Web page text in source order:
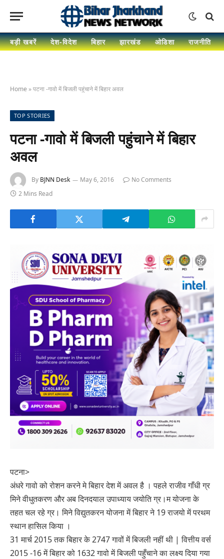
बड़ी खबरें देश-विदेश बिहार झारखंड ओडिशा राजनीति
Home »पटना -गावो में बिजली पहुंचाने में बिहार अवल
TOP STORIES
पटना -गावो में बिजली पहुंचाने में बिहार
अवल
By BJNN Desk May 6, 2016
No Comments
2 Mins Read
पटना>
अंधरे गावो को रोशन करने मे बिहार देश में अवल है । पहले राजीव गाँधी ग्र
मिने वीधुतकरण और अब दिनदयाल उपाध्याय जयोति ग्र।म योजना के
तहत चल रहे ग्र। मिने विद्युतकरन योजना में बिहार ने 19 राजयो में परथम
स्थान हासिल किया ।
31 मार्च 2015 तक बिहार के 2747 गावों में बिजली नहीं थी | वित्तीय वर्स
2015 -16 में बिहार को 1632 गावो में बिजली पहुँचाने का लक्ष्य दिया गया